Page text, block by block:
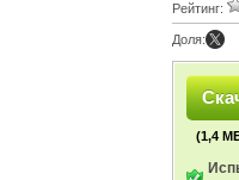
Рейтинг:
Доля:
(1,4